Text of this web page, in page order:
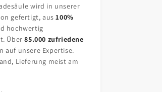
wird in unserer
gefertigt, aus100%
hochwertig
Über85.000 zufriedene
auf unsere Expertise.
Lieferung meist am